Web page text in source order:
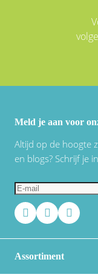
Meld je aan voor
Altijd op de hoogte
en blogs? Schrijf je
Assortiment